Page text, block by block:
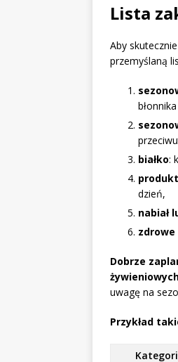
Lista
Aby
przemyślaną
białko:
dzień,
nabiał
zdrowe
Dobrze
uwagę na
Przykład